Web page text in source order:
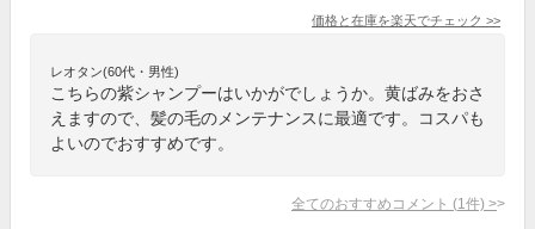
価格と在庫を楽天でチェック >>
レオタン(60代・男性)
こちらの紫シャンプーはいかがでしょうか。黄ばみをおさ
えますので、髪の毛のメンテナンスに最適です。コスパも
よいのでおすすめです。
全てのおすすめコメント (1 件) >